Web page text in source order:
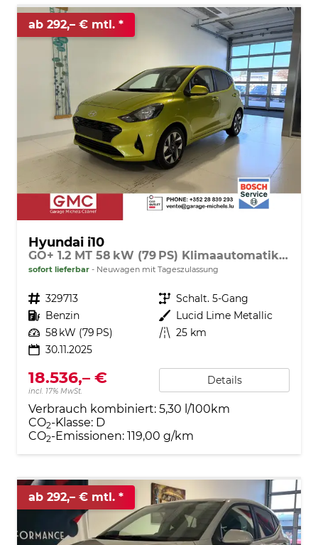
ab 292,– € mtl.
Hyundai i10
GO+ 1.2 MT 58 kW (79 PS) Klimaautomatik, Navigationssystem, Apple CarPlay & Android Auto, Sitzheizung, Lenkradheizung, Einparkhilfe hinten, Rückfahrkamera, Privacy Glass, 15" Leichtmetallfelgen, uvm.
sofort lieferbar Neuwagen mit Tageszulassung
Fahrzeugnr. 329713 Getriebe Schalt. 5-Gang
Kraftstoff Benzin Außenfarbe Lucid Lime Metallic
Leistung 58 kW (79 PS) Kilometerstand 25 km
30.11.2025
18.536,– €
incl. 17% MwSt.
Details
Verbrauch kombiniert: 5,30 l/100km
CO2-Klasse: D
CO2-Emissionen: 119,00 g/km
ab 292,– € mtl.